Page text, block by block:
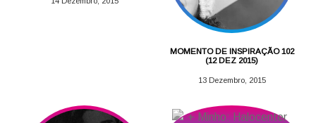
MOMENTO DE INSPIRAÇÃO 102
(12 DEZ 2015)
13 Dezembro, 2015